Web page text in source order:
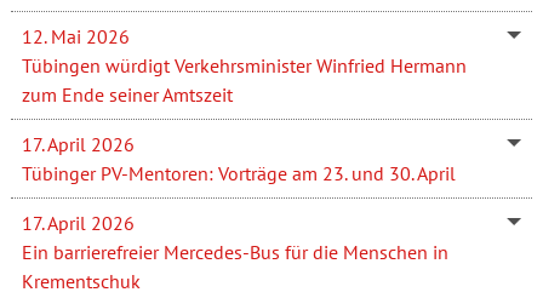
12. Mai 2026
Tübingen würdigt Verkehrsminister Winfried Hermann
zum Ende seiner Amtszeit
17. April 2026
Tübinger PV-Mentoren: Vorträge am 23. und 30. April
17. April 2026
Ein barrierefreier Mercedes-Bus für die Menschen in
Krementschuk